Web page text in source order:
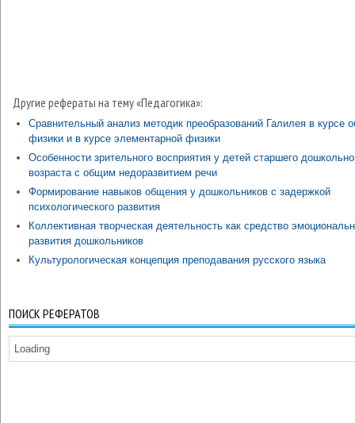
Другие рефераты на тему «Педагогика»:
Сравнительный анализ методик преобразований Галилея в курсе
физики и в курсе элементарной физики
Особенности зрительного восприятия у детей старшего
возраста с общим недоразвитием речи
Формирование навыков общения у дошкольников с задержкой
психологического развития
Коллективная творческая деятельность как средство
развития дошкольников
Культурологическая концепция преподавания русского языка
ПОИСК РЕФЕРАТОВ
Loading